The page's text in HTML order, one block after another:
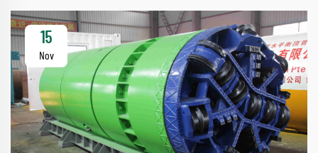
15
Nov